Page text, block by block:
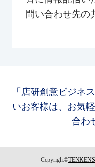
問い合わせ先の
「店研創意ビジネ
いお客様は、お気
合わ
Copyright©